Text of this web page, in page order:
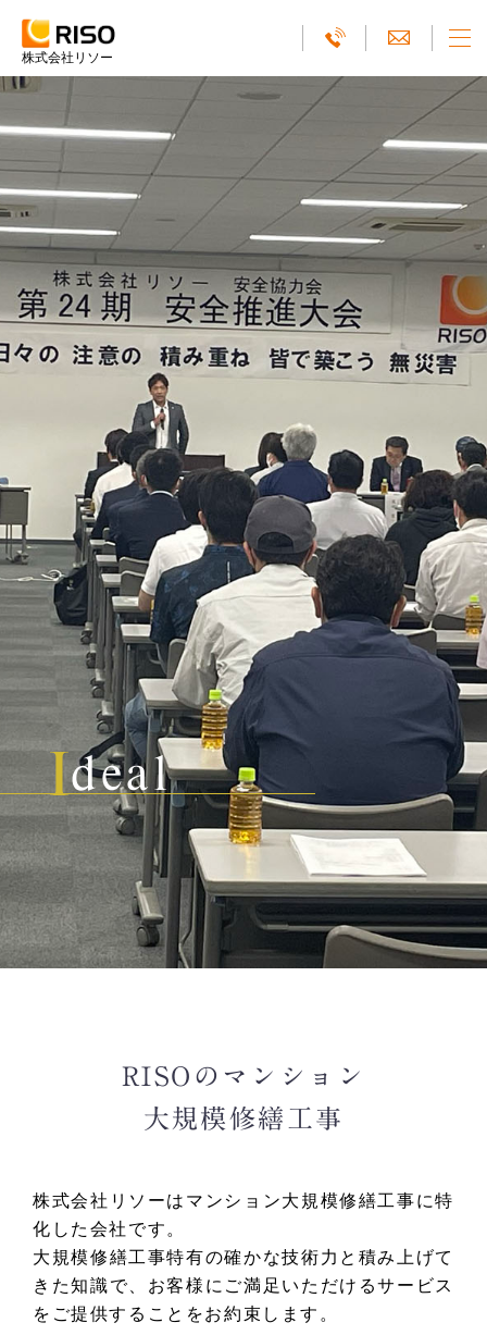
株式会社リソー
Ideal
RISOのマンション
大規模修繕工事
株式会社リソーはマンション大規模修繕工事に特
化した会社です。
大規模修繕工事特有の確かな技術力と積み上げて
きた知識で、お客様にご満足いただけるサービス
をご提供することをお約束します。